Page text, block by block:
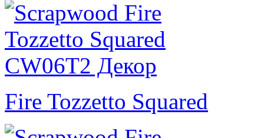
Fire Tozzetto Squared